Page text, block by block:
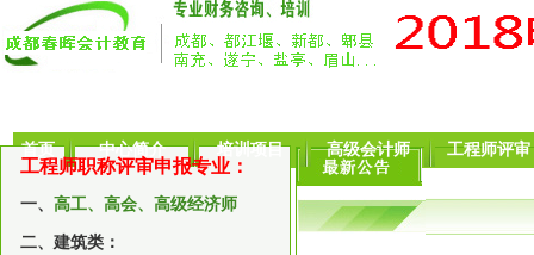
首页 中心简介 培训项目 高级会计师 工程师评审
工程师职称评审申报专业：
一、 高工、高会、高级经济师
二、建筑类：